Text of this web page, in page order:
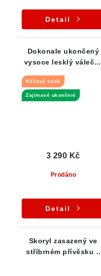
Detail
Dokonale ukončený
vysoce lesklý váleček
vtiskem
Klíčový vtisk
Zajímavé ukončení
Prodáno
3 290 Kč
Detail
Skoryl zasazený ve
stříbrném přívěsku s